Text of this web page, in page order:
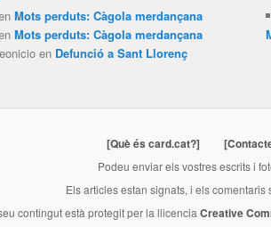
Mots perduts: Càgola merdançana
Mots perduts: Càgola merdançana
en Defunció a Sant Llorenç
[Què és card.cat?]
Podeu enviar els vostres escrits i
Els articles estan signats, i els
contingut està protegit per la llicencia Creative